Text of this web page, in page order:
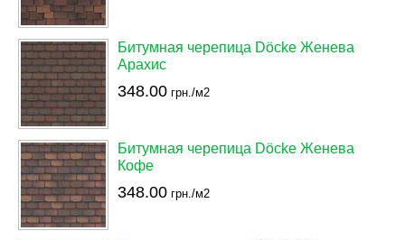
Битумная черепица Döcke Женева
Арахис
348.00 грн./м2
Битумная черепица Döcke Женева
Кофе
348.00 грн./м2